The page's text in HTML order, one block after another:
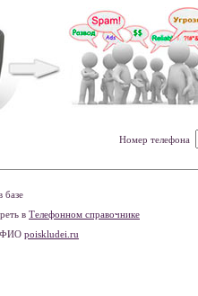
Номер телефона
базе
в Телефонном справочнике
ФИО poiskludei.ru